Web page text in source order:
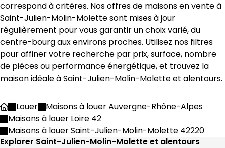
Saint-Julien-Molin-Molette - 42220
Maison • 9 pièces • 374 m²
DPE :
E 8 chambres
,
Terrain 48451 m²
Saint-Julien-Molin-Molette sont mises à jour
régulièrement pour vous garantir un choix varié, du
centre-bourg aux environs proches. Utilisez nos filtres
pour affiner votre recherche par prix, surface, nombre
de pièces ou performance énergétique, et trouvez la
maison idéale à Saint-Julien-Molin-Molette et alentours.
AccueilLouer
Maisons à louer Auvergne-Rhône-Alpes
Maisons à louer Loire 42
Maisons à louer Saint-Julien-Molin-Molette 42220
Explorer Saint-Julien-Molin-Molette et alentours